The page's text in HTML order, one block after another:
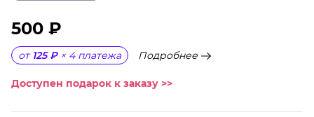
500 ₽
от 125 ₽ × 4 платежа Подробнее
Доступен подарок к заказу >>